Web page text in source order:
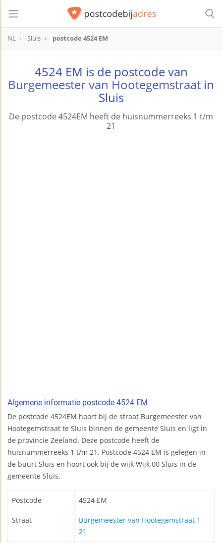
NL Sluis postcode 4524 EM
4524 EM is de postcode van
Burgemeester van Hootegemstraat in
Sluis
De postcode 4524EM heeft de huisnummerreeks 1 t/m
21
Algemene informatie postcode 4524 EM
De postcode 4524EM hoort bij de straat Burgemeester van
Hootegemstraat te Sluis binnen de gemeente Sluis en ligt in
de provincie Zeeland. Deze postcode heeft de
huisnummerreeks 1 t/m 21. Postcode 4524 EM is gelegen in
de buurt Sluis en hoort ook bij de wijk Wijk 00 Sluis in de
gemeente Sluis.
Postcode 4524 EM
Straat
Burgemeester van Hootegemstraat 1 -
21